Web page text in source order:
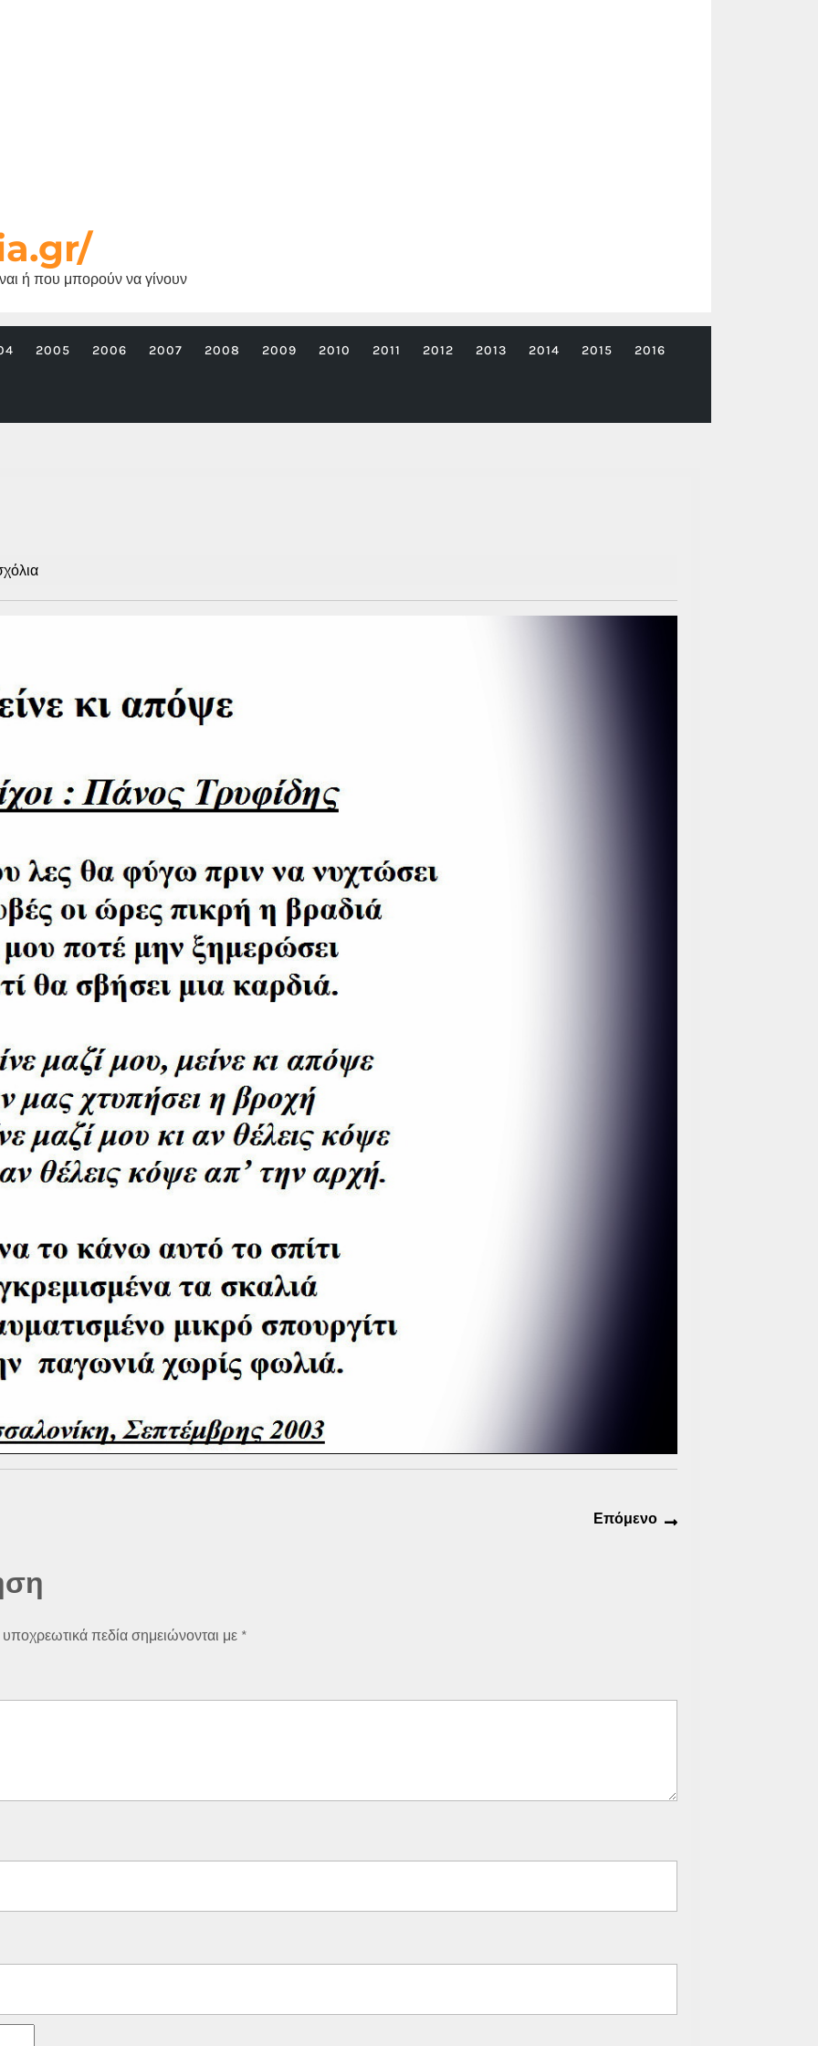
ή που μπορούν να γίνουν
2005 2006 2007 2008 2009 2010 2011 2012 2013 2014 2015 2016
Επόμενο
πεδία σημειώνονται με *